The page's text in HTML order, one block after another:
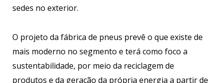
sedes no exterior.
O projeto da fábrica de pneus prevê o que existe de
mais moderno no segmento e terá como foco a
sustentabilidade, por meio da reciclagem de
produtos e da geração da própria energia a partir de